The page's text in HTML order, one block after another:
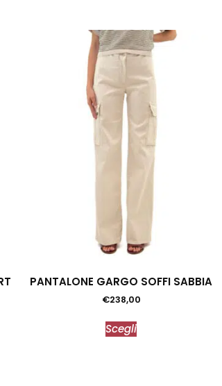
PANTALONE GARGO SOFFI SABBIA
€238,00
Scegli